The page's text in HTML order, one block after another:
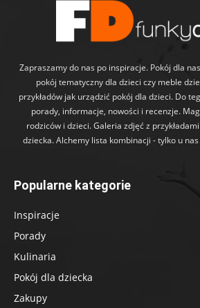
Zapraszamy do nas po inspiracje. Pokój dla
pokój tematyczny dla dzieci czy meble
przykładów jak urządzić pokój dla dzieci. Do
porady, informacje, nowości i recenzje.
rodziców i dzieci. Galeria zdjęć z
dziecka. Alchemy lista kombinacji - tylko u
Popularne kategorie
Inspiracje
Porady
Kulinaria
Pokój dla dziecka
Zakupy